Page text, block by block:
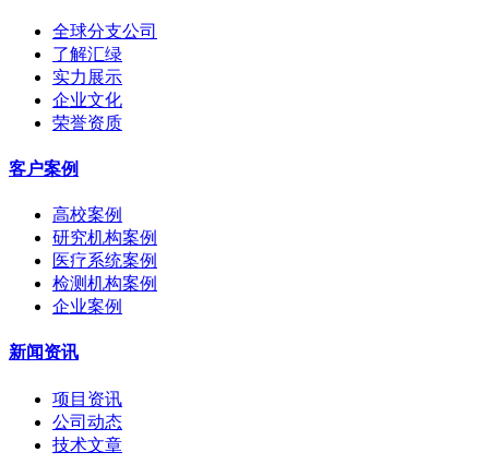
全球分支公司
了解汇绿
实力展示
企业文化
荣誉资质
客户案例
高校案例
研究机构案例
医疗系统案例
检测机构案例
企业案例
新闻资讯
项目资讯
公司动态
技术文章